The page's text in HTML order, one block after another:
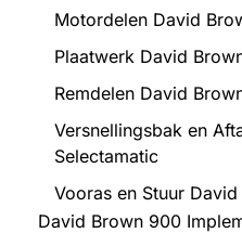
Motordelen David
Plaatwerk David
Remdelen David
Versnellingsbak en
Selectamatic
Vooras en Stuur
David Brown 900